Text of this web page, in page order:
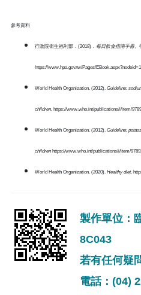
參考資料
行政院衛生福利部．(2018)． 每日飲食指南手冊。
https://www.hpa.gov.tw/Pages/
World Health Organization. (2012). Guideline:
children. https://www.who.int/publications/i/item/
World Health Organization. (2012). Guideline:
children https://www.who.int/publications/i/item/
World Health Organization. (2020). Healthy diet.
製作單位：
8C043
若有任何疑
電話：(04)